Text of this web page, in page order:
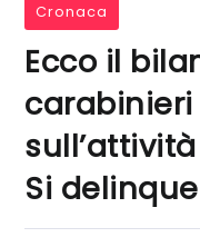
Cronaca
Ecco il
carabinieri
Si